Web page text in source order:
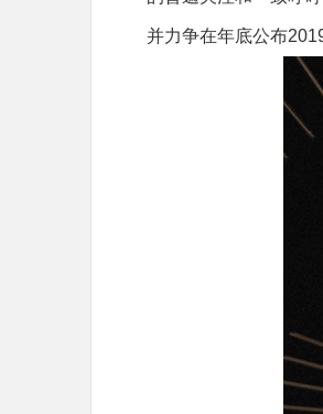
并力争在年底公布